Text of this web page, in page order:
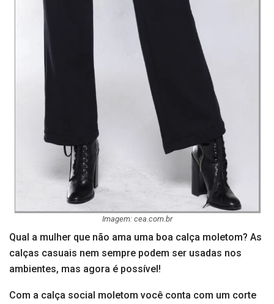
Imagem: cea.com.br
Qual a mulher que não ama uma boa calça moletom? As
calças casuais nem sempre podem ser usadas nos
ambientes, mas agora é possível!
Com a calça social moletom você conta com um corte